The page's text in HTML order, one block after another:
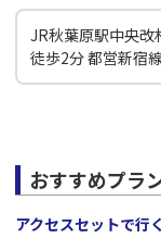
JR秋葉原駅中央改
徒歩2分 都営新宿
おすすめプラ
アクセスセットで